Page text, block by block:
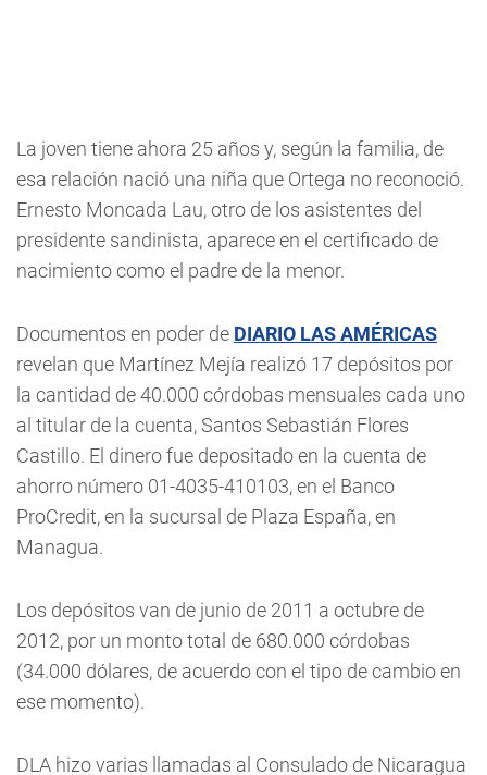
La joven tiene ahora 25 años y, según la familia, de
esa relación nació una niña que Ortega no reconoció.
Ernesto Moncada Lau, otro de los asistentes del
presidente sandinista, aparece en el certificado de
nacimiento como el padre de la menor.
Documentos en poder de DIARIO LAS AMÉRICAS
revelan que Martínez Mejía realizó 17 depósitos por
la cantidad de 40.000 córdobas mensuales cada uno
al titular de la cuenta, Santos Sebastián Flores
Castillo. El dinero fue depositado en la cuenta de
ahorro número 01-4035-410103, en el Banco
ProCredit, en la sucursal de Plaza España, en
Managua.
Los depósitos van de junio de 2011 a octubre de
2012, por un monto total de 680.000 córdobas
(34.000 dólares, de acuerdo con el tipo de cambio en
ese momento).
DLA hizo varias llamadas al Consulado de Nicaragua